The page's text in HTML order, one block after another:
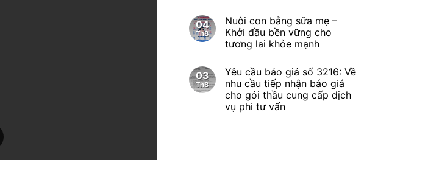
04
Th8
Nuôi con bằng sữa mẹ –
Khởi đầu bền vững cho
tương lai khỏe mạnh
03
Th8
Yêu cầu báo giá số 3216: Về
nhu cầu tiếp nhận báo giá
cho gói thầu cung cấp dịch
vụ phi tư vấn